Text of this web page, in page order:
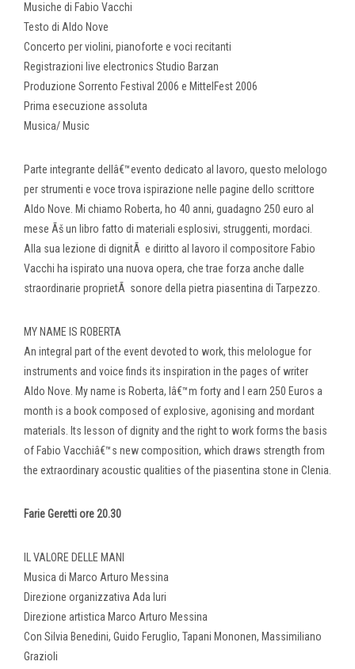
Musiche di Fabio Vacchi
Testo di Aldo Nove
Concerto per violini, pianoforte e voci recitanti
Registrazioni live electronics Studio Barzan
Produzione Sorrento Festival 2006 e MittelFest 2006
Prima esecuzione assoluta
Musica/ Music
Parte integrante dellâ€™evento dedicato al lavoro, questo melologo
per strumenti e voce trova ispirazione nelle pagine dello scrittore
Aldo Nove. Mi chiamo Roberta, ho 40 anni, guadagno 250 euro al
mese Ãš un libro fatto di materiali esplosivi, struggenti, mordaci.
Alla sua lezione di dignitÃ e diritto al lavoro il compositore Fabio
Vacchi ha ispirato una nuova opera, che trae forza anche dalle
straordinarie proprietÃ sonore della pietra piasentina di Tarpezzo.
MY NAME IS ROBERTA
An integral part of the event devoted to work, this melologue for
instruments and voice finds its inspiration in the pages of writer
Aldo Nove. My name is Roberta, Iâ€™m forty and I earn 250 Euros a
month is a book composed of explosive, agonising and mordant
materials. Its lesson of dignity and the right to work forms the basis
of Fabio Vacchiâ€™s new composition, which draws strength from
the extraordinary acoustic qualities of the piasentina stone in Clenia.
Farie Geretti ore 20.30
IL VALORE DELLE MANI
Musica di Marco Arturo Messina
Direzione organizzativa Ada Iuri
Direzione artistica Marco Arturo Messina
Con Silvia Benedini, Guido Feruglio, Tapani Mononen, Massimiliano
Grazioli